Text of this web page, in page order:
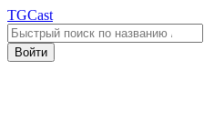
TGCast
Войти